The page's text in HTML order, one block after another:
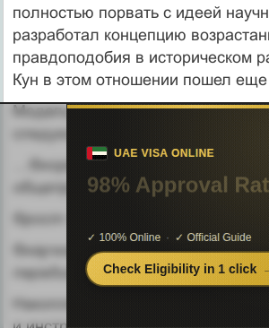
полностью по­рвать с идеей
разработал концепцию
правдоподобия в историческом
Кун в этом отноше­нии пошел
Модель развития науки Куна
следующим образом:
…®нормальная наука,
общепризнанной парадигмы, ®
®рост числа аномалий,
®научная революция,
парадигм.®…
Накопление знания,